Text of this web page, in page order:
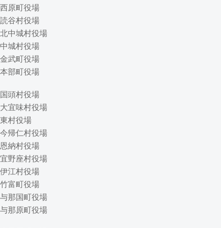
西原町役場
読谷村役場
北中城村役場
中城村役場
金武町役場
本部町役場
国頭村役場
大宜味村役場
東村役場
今帰仁村役場
恩納村役場
宜野座村役場
伊江村役場
竹富町役場
与那国町役場
与那原町役場